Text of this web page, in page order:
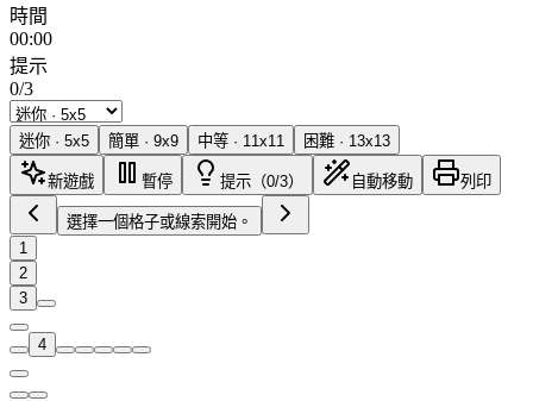
時間
00:00
提示
0/3
迷你 · 5x5 簡單 · 9x9 中等 · 11x11 困難 · 13x13
新遊戲 暫停 提示（0/3） 自動移動 列印
選擇一個格子或線索開始。
1
2
3
4